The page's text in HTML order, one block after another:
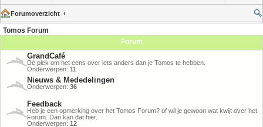
Forumoverzicht
Tomos Forum
Forum
GrandCafé
Dé plek om het eens over iets anders dan je Tomos te hebben.
Onderwerpen: 11
Nieuws & Mededelingen
Onderwerpen: 36
Feedback
Heb je een opmerking over het Tomos Forum? of wil je gewoon wat kwijt over het
Forum. Dan kan dat hier.
Onderwerpen: 12